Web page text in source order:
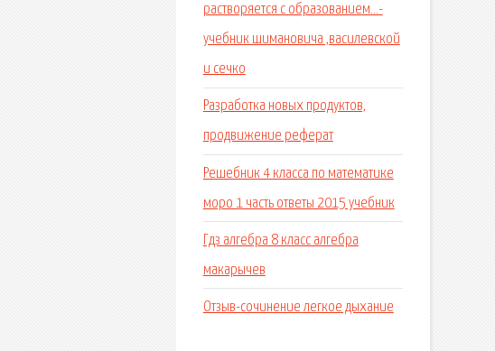
растворяется с образованием...-
учебник шимановича ,василевской
и сечко
Разработка новых продуктов,
продвижение реферат
Решебник 4 класса по математике
моро 1 часть ответы 2015 учебник
Гдз алгебра 8 класс алгебра
макарычев
Отзыв-сочинение легкое дыхание